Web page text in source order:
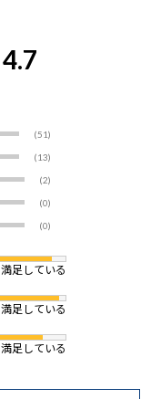
4.7
(51)
(13)
(2)
(0)
(0)
満足している
満足している
満足している